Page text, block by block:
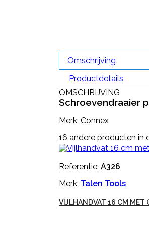
Omschrijving
Productdetails
OMSCHRIJVING
Schroevendraaier
Merk: Connex
16 andere producten in
Referentie: A326
Merk: Talen Tools
VIJLHANDVAT 16 CM MET